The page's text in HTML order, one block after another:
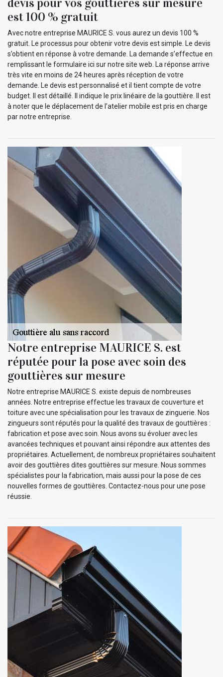
devis pour vos gouttières sur mesure
est 100 % gratuit
Avec notre entreprise MAURICE S. vous aurez un devis 100 %
gratuit. Le processus pour obtenir votre devis est simple. Le devis
s’obtient en réponse à votre demande. La demande s’effectue en
remplissant le formulaire ici sur notre site web. La réponse arrive
très vite en moins de 24 heures après réception de votre
demande. Le devis est personnalisé et il tient compte de votre
budget. Il est détaillé. Il indique le prix linéaire de la gouttière. Il est
à noter que le déplacement de l’atelier mobile est pris en charge
par notre entreprise.
Notre entreprise MAURICE S. est
réputée pour la pose avec soin des
gouttières sur mesure
Notre entreprise MAURICE S. existe depuis de nombreuses
années. Notre entreprise effectue les travaux de couverture et
toiture avec une spécialisation pour les travaux de zinguerie. Nos
zingueurs sont réputés pour la qualité des travaux de gouttières :
fabrication et pose avec soin. Nous avons su évoluer avec les
avancées techniques et pouvant ainsi répondre aux attentes des
propriétaires. Actuellement, de nombreux propriétaires souhaitent
avoir des gouttières dites gouttières sur mesure. Nous sommes
spécialistes pour la fabrication, mais aussi pour la pose de ces
nouvelles formes de gouttières. Contactez-nous pour une pose
réussie.